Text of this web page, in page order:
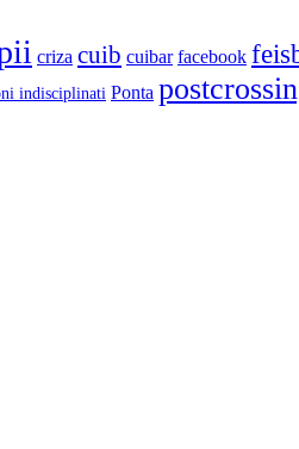
criza cuib cuibar facebook
indisciplinati Ponta